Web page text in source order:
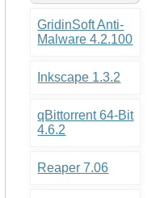
GridinSoft Anti-
Malware 4.2.100
Inkscape 1.3.2
qBittorrent 64-Bit
4.6.2
Reaper 7.06